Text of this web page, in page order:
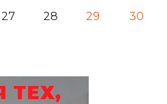
27 28 29
30